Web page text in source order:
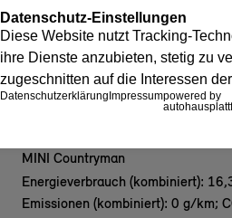
MINI Countryman
Energieverbrauch (kombiniert):
Emissionen (kombiniert): 0 g/km;